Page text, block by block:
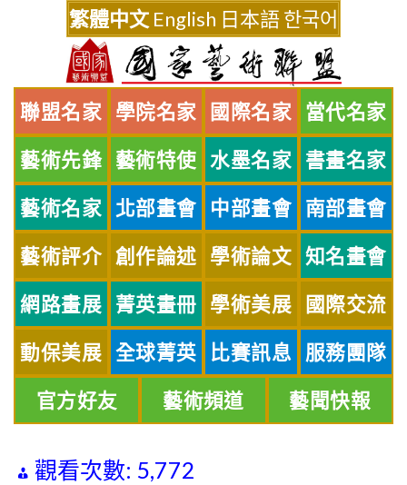
繁體中文 English 日本語한국어
聯盟名家 學院名家 國際名家 當代名家
藝術先鋒 藝術特使 水墨名家 書畫名家
藝術名家 北部畫會 中部畫會 南部畫會
藝術評介 創作論述 學術論文 知名畫會
網路畫展 菁英畫冊 學術美展 國際交流
動保美展 全球菁英 比賽訊息 服務團隊
官方好友 藝術頻道 藝聞快報
觀看次數: 5,772